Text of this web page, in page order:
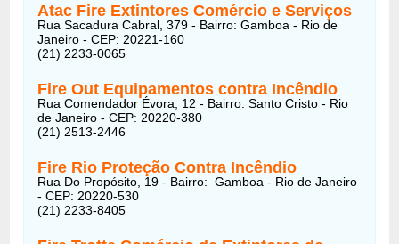
Atac Fire Extintores Comércio e Serviços
Rua Sacadura Cabral, 379 - Bairro: Gamboa - Rio de
Janeiro - CEP: 20221-160
(21) 2233-0065
Fire Out Equipamentos contra Incêndio
Rua Comendador Évora, 12 - Bairro: Santo Cristo - Rio
de Janeiro - CEP: 20220-380
(21) 2513-2446
Fire Rio Proteção Contra Incêndio
Rua Do Propósito, 19 - Bairro: Gamboa - Rio de Janeiro
- CEP: 20220-530
(21) 2233-8405